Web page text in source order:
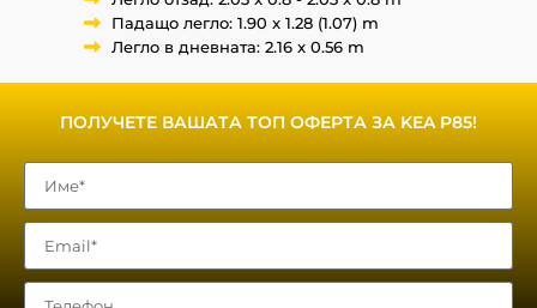
Падащо легло: 1.90 x 1.28 (1.07) m
Легло в дневната: 2.16 x 0.56 m
ПОЛУЧЕТЕ ВАШАТА ТОП ОФЕРТА ЗА KEA P85!